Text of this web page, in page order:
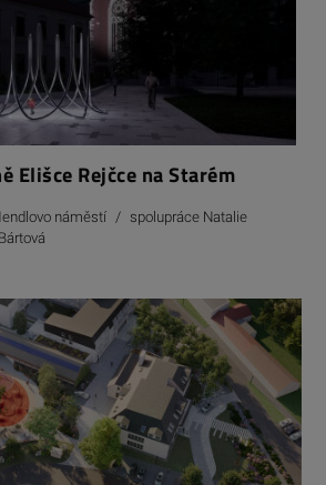
Elišce Rejčce na Starém
náměstí / spolupráce Natalie